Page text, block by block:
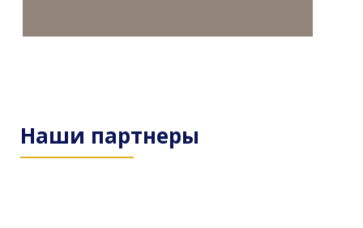
Наши партнеры